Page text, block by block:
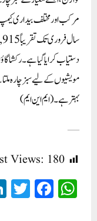
مرکب اور مختلف بیداری
دستیاب کرایا گیا ہے۔ رکشا
مویشیوں کے لیے سبز چارہ
بہتر ہے۔(ایم این ایم)
—
Views: 180
W
ha
Fa
ce
T